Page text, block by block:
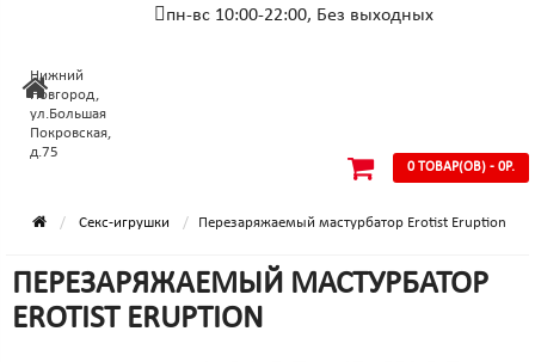
пн-вс 10:00-22:00, Без выходных
Нижний
Новгород,
ул.Большая
Покровская,
д.75
0 ТОВАР(ОВ) - 0Р.
Секс-игрушки Перезаряжаемый мастурбатор Erotist Eruption
ПЕРЕЗАРЯЖАЕМЫЙ МАСТУРБАТОР
EROTIST ERUPTION